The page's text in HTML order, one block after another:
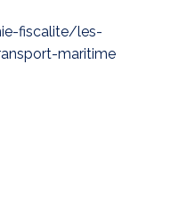
fiscalite/les-
maritime